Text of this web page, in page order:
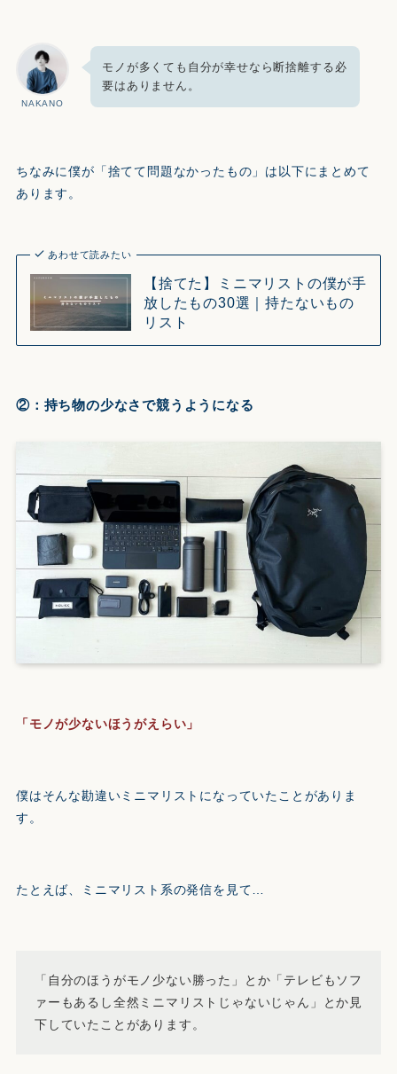
NAKANO
モノが多くても自分が幸せなら断捨離する必
要はありません。
ちなみに僕が「捨てて問題なかったもの」は以下にまとめて
あります。
あわせて読みたい
【捨てた】ミニマリストの僕が手
放したもの30選｜持たないもの
リスト
②：持ち物の少なさで競うようになる
「モノが少ないほうがえらい」
僕はそんな勘違いミニマリストになっていたことがありま
す。
たとえば、ミニマリスト系の発信を見て…
「自分のほうがモノ少ない勝った」とか「テレビもソフ
ァーもあるし全然ミニマリストじゃないじゃん」とか見
下していたことがあります。